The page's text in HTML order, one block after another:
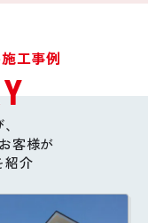
工事例
客様が
紹介